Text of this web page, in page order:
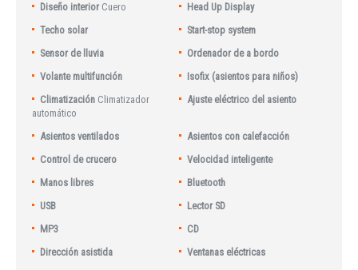
Diseño interior Cuero
Head Up Display
Techo solar
Start-stop system
Sensor de lluvia
Ordenador de a bordo
Volante multifunción
Isofix (asientos para niños)
Climatización Climatizador
automático
Ajuste eléctrico del asiento
Asientos ventilados
Asientos con calefacción
Control de crucero
Velocidad inteligente
Manos libres
Bluetooth
USB
Lector SD
MP3
CD
Dirección asistida
Ventanas eléctricas